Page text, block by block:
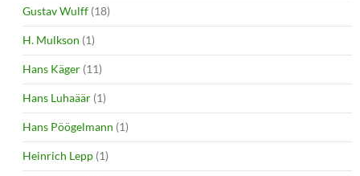
Gustav Wulff (18)
H. Mulkson (1)
Hans Käger (11)
Hans Luhaäär (1)
Hans Pöögelmann (1)
Heinrich Lepp (1)